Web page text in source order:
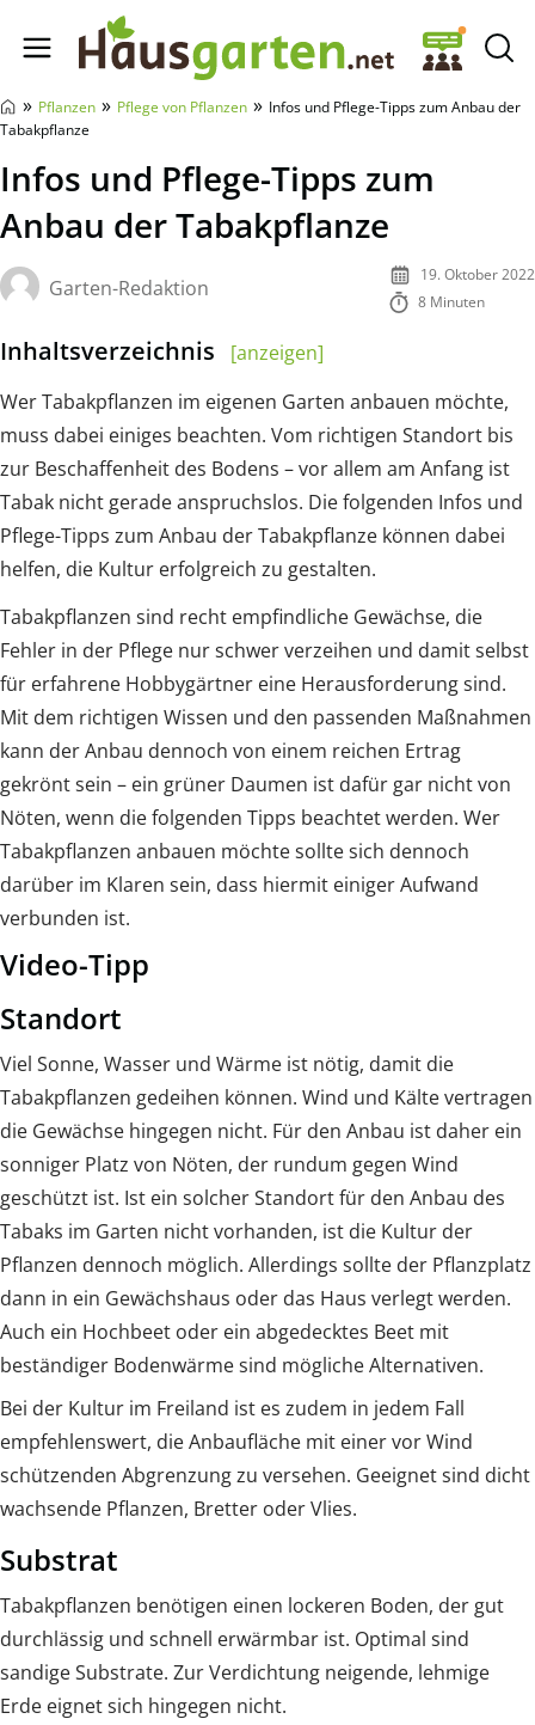
Hausgarten.net
» Pflanzen » Pflege von Pflanzen » Infos und Pflege-Tipps zum Anbau der
Tabakpflanze
Infos und Pflege-Tipps zum
Anbau der Tabakpflanze
Garten-Redaktion
19. Oktober 2022
8 Minuten
Inhaltsverzeichnis
[anzeigen]
Wer Tabakpflanzen im eigenen Garten anbauen möchte,
muss dabei einiges beachten. Vom richtigen Standort bis
zur Beschaffenheit des Bodens – vor allem am Anfang ist
Tabak nicht gerade anspruchslos. Die folgenden Infos und
Pflege-Tipps zum Anbau der Tabakpflanze können dabei
helfen, die Kultur erfolgreich zu gestalten.
Tabakpflanzen sind recht empfindliche Gewächse, die
Fehler in der Pflege nur schwer verzeihen und damit selbst
für erfahrene Hobbygärtner eine Herausforderung sind.
Mit dem richtigen Wissen und den passenden Maßnahmen
kann der Anbau dennoch von einem reichen Ertrag
gekrönt sein – ein grüner Daumen ist dafür gar nicht von
Nöten, wenn die folgenden Tipps beachtet werden. Wer
Tabakpflanzen anbauen möchte sollte sich dennoch
darüber im Klaren sein, dass hiermit einiger Aufwand
verbunden ist.
Video-Tipp
Standort
Viel Sonne, Wasser und Wärme ist nötig, damit die
Tabakpflanzen gedeihen können. Wind und Kälte vertragen
die Gewächse hingegen nicht. Für den Anbau ist daher ein
sonniger Platz von Nöten, der rundum gegen Wind
geschützt ist. Ist ein solcher Standort für den Anbau des
Tabaks im Garten nicht vorhanden, ist die Kultur der
Pflanzen dennoch möglich. Allerdings sollte der Pflanzplatz
dann in ein Gewächshaus oder das Haus verlegt werden.
Auch ein Hochbeet oder ein abgedecktes Beet mit
beständiger Bodenwärme sind mögliche Alternativen.
Bei der Kultur im Freiland ist es zudem in jedem Fall
empfehlenswert, die Anbaufläche mit einer vor Wind
schützenden Abgrenzung zu versehen. Geeignet sind dicht
wachsende Pflanzen, Bretter oder Vlies.
Substrat
Tabakpflanzen benötigen einen lockeren Boden, der gut
durchlässig und schnell erwärmbar ist. Optimal sind
sandige Substrate. Zur Verdichtung neigende, lehmige
Erde eignet sich hingegen nicht.